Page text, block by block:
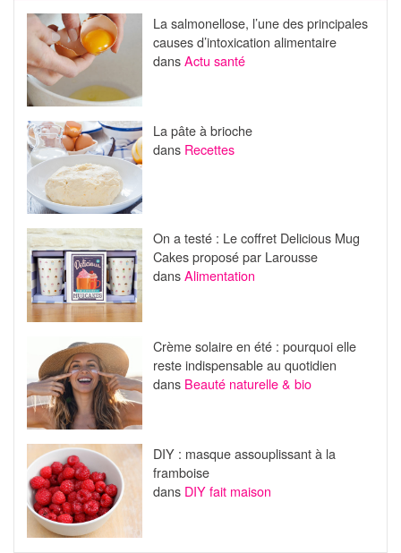
La salmonellose, l’une des principales
causes d’intoxication alimentaire
dansActu santé
La pâte à brioche
dans Recettes
On a testé : Le coffret Delicious Mug
Cakes proposé par Larousse
dansAlimentation
Crème solaire en été : pourquoi elle
reste indispensable au quotidien
dans Beauté naturelle & bio
DIY : masque assouplissant à la
framboise
dans DIY fait maison